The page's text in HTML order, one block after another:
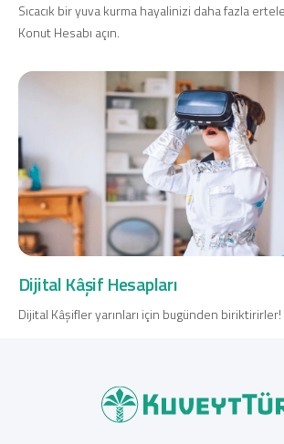
Sıcacık bir yuva kurma hayalinizi daha fazla
Konut Hesabı açın.
Dijital Kâşif Hesapları
Dijital Kâşifler yarınları için bugünden biriktirirler!